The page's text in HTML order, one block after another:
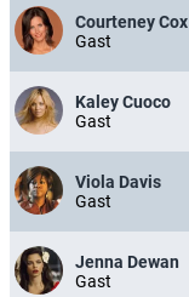
Courteney Cox
Gast
Kaley Cuoco
Gast
Viola Davis
Gast
Jenna Dewan
Gast